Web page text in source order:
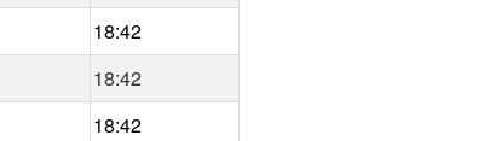
18:42
18:42
18:42